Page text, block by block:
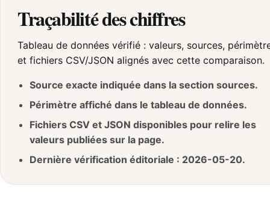
Traçabilité des chiffres
Tableau de données vérifié : valeurs, sources,
et fichiers CSV/JSON alignés avec cette comparaison.
Source exacte indiquée dans la section sources.
Périmètre affiché dans le tableau de données.
Fichiers CSV et JSON disponibles pour relire les
valeurs publiées sur la page.
Dernière vérification éditoriale : 2026-05-20.